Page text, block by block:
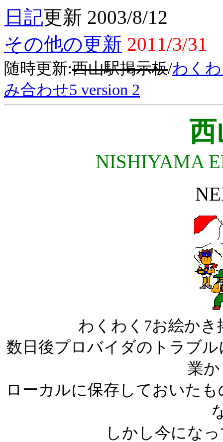
日記更新 2003/8/12
その他の更新 2011/3/31
随時更新:西山駅掲示板/わく
み合わせ5 version 2
西
NISHIYAMA
わくわく7お絵かき
数日後プロバイダのトラブ
業
ローカルに保存しておいた
しかし今にな